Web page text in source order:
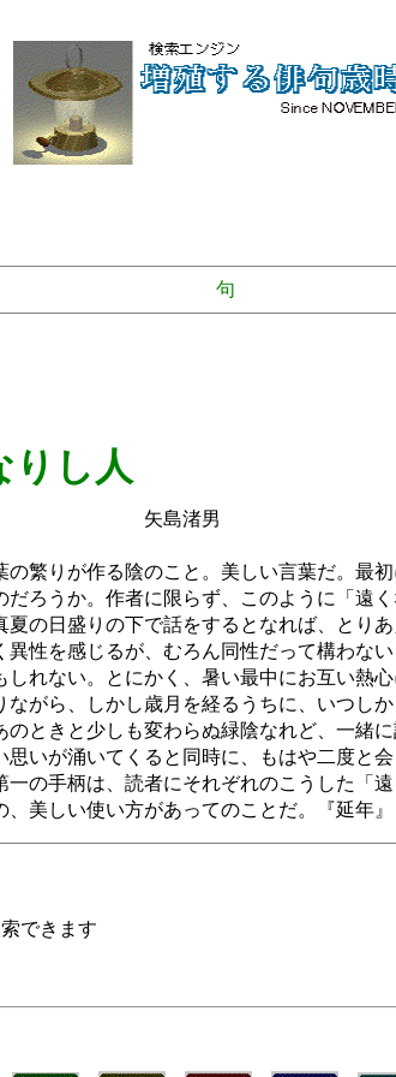
句
し人
男
繁りが作る陰のこと。美しい言葉だ。最
ろうか。作者に限らず、このように「遠
の日盛りの下で話をするとなれば、とり
性を感じるが、むろん同性だって構わな
れない。とにかく、暑い最中にお互い熱
がら、しかし歳月を経るうちに、いつし
ときと少しも変わらぬ緑陰なれど、一緒
いが涌いてくると同時に、もはや二度と
の手柄は、読者にそれぞれのこうした「
美しい使い方があってのことだ。『延年』
できます